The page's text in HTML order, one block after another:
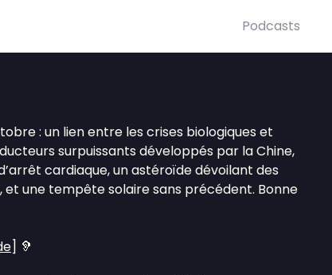
Podcasts
: un lien entre les crises biologiques et
surpuissants développés par la Chine,
cardiaque, un astéroïde dévoilant des
et une tempête solaire sans précédent. Bonne
] 🦻